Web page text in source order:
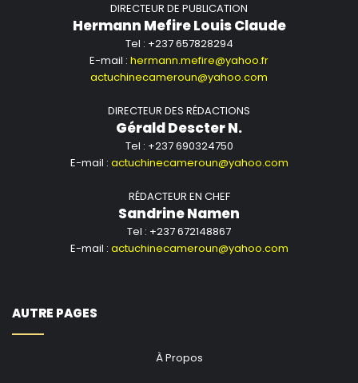
DIRECTEUR DE PUBLICATION
Hermann Mefire Louis Claude
Tel : +237 657828294
E-mail : hermann.mefire@yahoo.fr
actuchinecameroun@yahoo.com
DIRECTEUR DES RÉDACTIONS
Gérald Descter N.
Tel : +237 690324750
E-mail : actuchinecameroun@yahoo.com
RÉDACTEUR EN CHEF
Sandrine Namen
Tel : +237 672148867
E-mail : actuchinecameroun@yahoo.com
AUTRE PAGES
À Propos